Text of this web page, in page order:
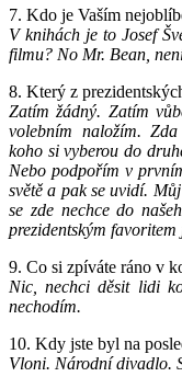
7. Kdo je Vaším
V knihách je to Josef
filmu? No Mr. Bean,
8. Který z
Zatím žádný. Zatím
volebním naložím. Zda
koho si vyberou do
Nebo podpořím v
světě a pak se uvidí.
se zde nechce do
prezidentským favoritem
9. Co si zpíváte ráno v
Nic, nechci děsit lidi
nechodím.
10. Kdy jste byl na
Vloni. Národní divadlo.